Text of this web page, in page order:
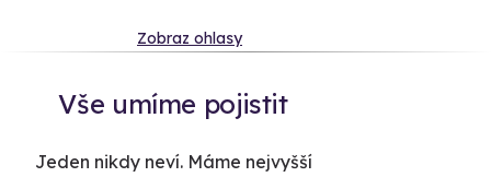
Zobraz ohlasy
Vše umíme pojistit
Jeden nikdy neví. Máme nejvyšší